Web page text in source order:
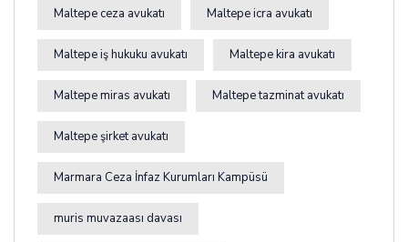
Maltepe ceza avukatı Maltepe icra avukatı
Maltepe iş hukuku avukatı Maltepe kira avukatı
Maltepe miras avukatı Maltepe tazminat avukatı
Maltepe şirket avukatı
Marmara Ceza İnfaz Kurumları Kampüsü
muris muvazaası davası